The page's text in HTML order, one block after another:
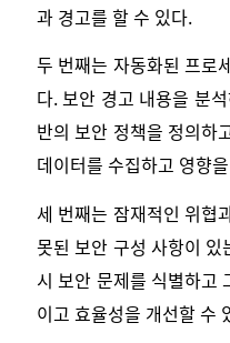
과 경고를 할 수 있다.
두 번째는 자동화된 프로
다. 보안 경고 내용을 분
반의 보안 정책을 정의하
데이터를 수집하고 영향
세 번째는 잠재적인 위협
못된 보안 구성 사항이
시 보안 문제를 식별하고
이고 효율성을 개선할 수